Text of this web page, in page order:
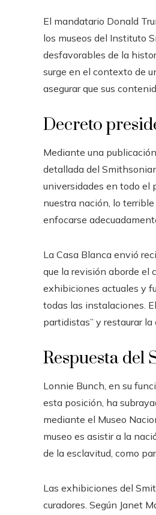
El mandatario Donald
los museos del Instituto
desfavorables de la
surge en el contexto de
asegurar que sus
Decreto
Mediante una
detallada del
universidades en todo el
nuestra nación, lo
enfocarse
La Casa Blanca envió
que la revisión aborde el
exhibiciones actuales y
todas las instalaciones.
partidistas” y restaurar
Respuesta
Lonnie Bunch, en su
esta posición, ha
mediante el Museo
museo es asistir a la
de la esclavitud, como
Las exhibiciones del
curadores. Según Janet